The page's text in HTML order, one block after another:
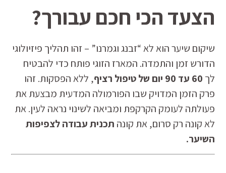
הצעד הכי חכם עבורך?
שיקום שיער הוא לא “זבנג וגמרנו” – זהו תהליך פיזיולוגי
הדורש זמן והתמדה. המארז הזוגי פותח כדי להבטיח
לך 60 עד 90 יום של טיפול רציף
, ללא הפסקות. זהו
פרק הזמן המדויק שבו הפורמולה המדעית מבצעת את
פעולתה לעומק הקרקפת ומביאה לשינוי נראה לעין. את
לא קונה רק סרום, את קונה תכנית עבודה לצפיפות
השיער.